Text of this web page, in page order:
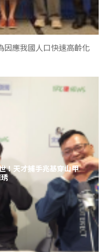
因應我國人口快速高齡化
！天才捕手兆基穿山甲